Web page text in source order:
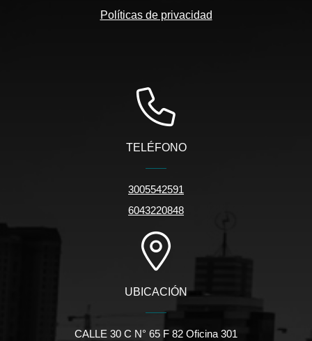
Políticas de privacidad
TELÉFONO
3005542591
6043220848
UBICACIÓN
CALLE 30 C N° 65 F 82 Oficina 301